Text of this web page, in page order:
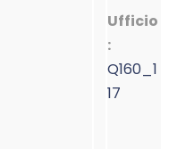
Ufficio
:
Q160_1
17